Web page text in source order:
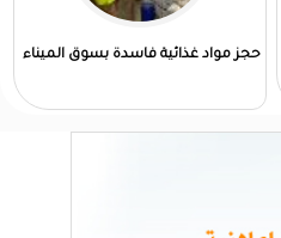
حجز مواد غذائية فاسدة بسوق الميناء